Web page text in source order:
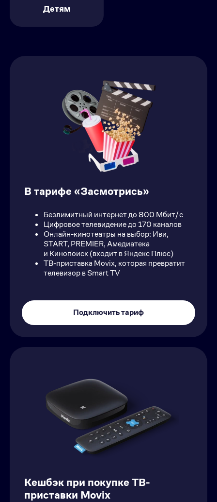
Детям
В тарифе «Засмотрись»
Безлимитный интернет до 800 Мбит/с
Цифровое телевидение до 170 каналов
Онлайн-кинотеатры на выбор: Иви,
START, PREMIER, Амедиатека
и Кинопоиск (входит в Яндекс Плюс)
ТВ-приставка Movix, которая превратит
телевизор в Smart TV
Подключить тариф
Кeшбэк при покупке ТВ-
приставки Movix